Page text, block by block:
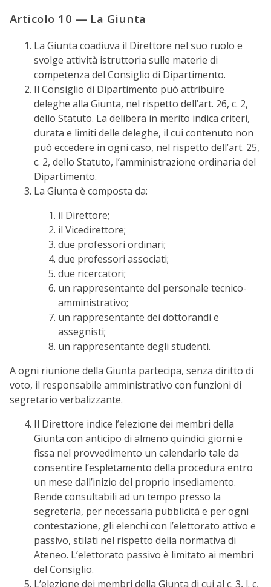
Articolo 10 — La Giunta
La Giunta coadiuva il Direttore nel suo ruolo e
svolge attività istruttoria sulle materie di
competenza del Consiglio di Dipartimento.
Il Consiglio di Dipartimento può attribuire
deleghe alla Giunta, nel rispetto dell’art. 26, c. 2,
dello Statuto. La delibera in merito indica criteri,
durata e limiti delle deleghe, il cui contenuto non
può eccedere in ogni caso, nel rispetto dell’art. 25,
c. 2, dello Statuto, l’amministrazione ordinaria del
Dipartimento.
La Giunta è composta da:
il Direttore;
il Vicedirettore;
due professori ordinari;
due professori associati;
due ricercatori;
un rappresentante del personale tecnico-
amministrativo;
un rappresentante dei dottorandi e
assegnisti;
un rappresentante degli studenti.
A ogni riunione della Giunta partecipa, senza diritto di
voto, il responsabile amministrativo con funzioni di
segretario verbalizzante.
Il Direttore indice l’elezione dei membri della
Giunta con anticipo di almeno quindici giorni e
fissa nel provvedimento un calendario tale da
consentire l’espletamento della procedura entro
un mese dall’inizio del proprio insediamento.
Rende consultabili ad un tempo presso la
segreteria, per necessaria pubblicità e per ogni
contestazione, gli elenchi con l’elettorato attivo e
passivo, stilati nel rispetto della normativa di
Ateneo. L’elettorato passivo è limitato ai membri
del Consiglio.
L’elezione dei membri della Giunta di cui al c. 3, l. c,